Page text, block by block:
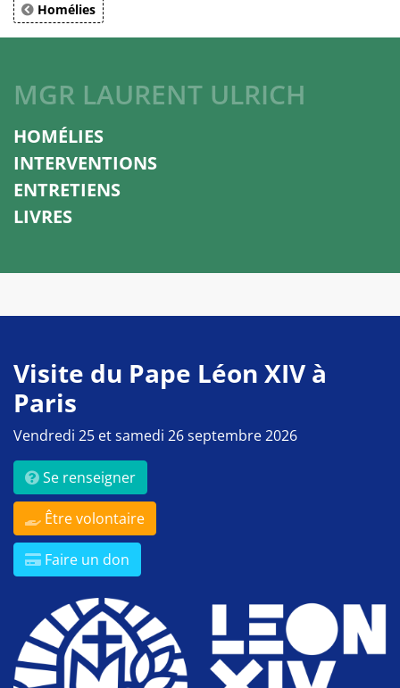
Homélies
MGR LAURENT ULRICH
HOMÉLIES
INTERVENTIONS
ENTRETIENS
LIVRES
Visite du Pape Léon XIV à
Paris
Vendredi 25 et samedi 26 septembre 2026
Se renseigner
Être volontaire
Faire un don